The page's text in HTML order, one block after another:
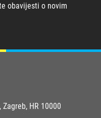
obavijesti o novim
HR 10000